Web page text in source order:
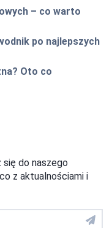
– co warto
po najlepszych
Oto co
się do naszego
z aktualnościami i